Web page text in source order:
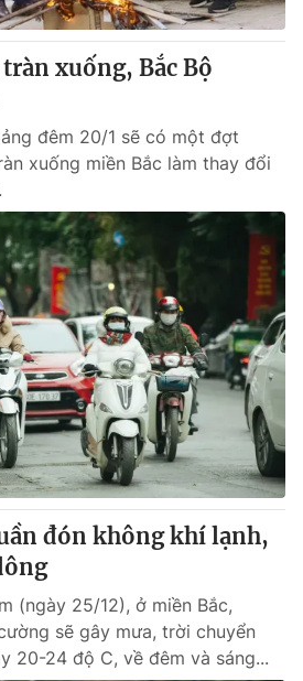
Podcast
Infographic
VTV Thể thao
Bất động sản
Tấm lòng Việt
Vươn mình bằng AI
VTV8
xuống, Bắc Bộ
đêm 20/1 sẽ có một đợt
xuống miền Bắc làm thay đổi
đón không khí lạnh,
(ngày 25/12), ở miền Bắc,
sẽ gây mưa, trời chuyển
20-24 độ C, về đêm và sáng...